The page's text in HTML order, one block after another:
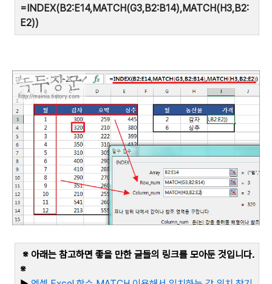
=INDEX(B2:E14,MATCH(G3,B2:B14),MATCH(H3,B2:
E2))
※ 아래는 참고하면 좋을 만한 글들의 링크를 모아둔 것입니다.
※